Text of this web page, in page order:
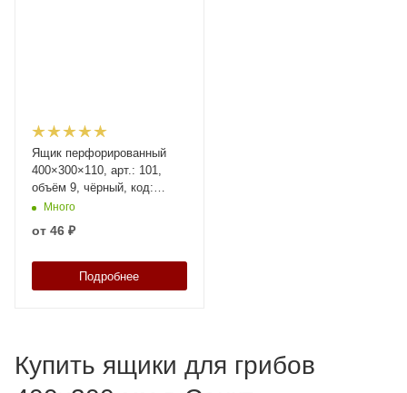
Ящик перфорированный
400×300×110, арт.: 101,
объём 9, чёрный, код:
13154
Много
от 46 ₽
Подробнее
Купить ящики для грибов